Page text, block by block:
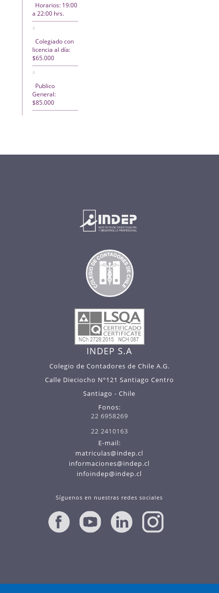
Horarios: 19:00
a 22:00 hrs.
Colegiado con
licencia al día:
$65.000
Publico
General:
$85.000
INDEP S.A
Colegio de Contadores de Chile A.G.
Calle Dieciocho Nº121 Santiago Centro
Santiago - Chile
Fonos:
22 6958269
22 2410163
E-mail:
matriculas@indep.cl
informaciones@indep.cl
infoindep@indep.cl
Síguenos en nuestras redes sociales